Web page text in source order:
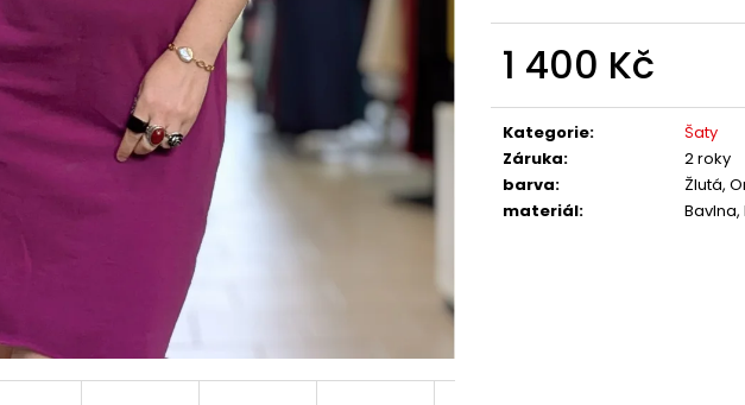
1 400 Kč
cena:
Kategorie:
Šaty
Záruka:
2 roky
barva:
Žlutá,
materiál: